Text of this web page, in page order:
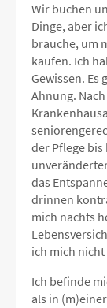
Wir buchen
Dinge, aber
brauche, um
kaufen. Ich
Gewissen. Es
Ahnung.
der Pflege bis
das
drinnen
mich nachts
ich mich nicht
Ich befinde
als in